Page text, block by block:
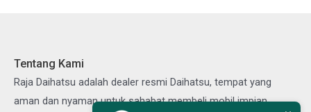
Tentang Kami
Raja Daihatsu adalah dealer resmi Daihatsu, tempat yang
aman dan nyaman untuk sahabat membeli mobil impian.